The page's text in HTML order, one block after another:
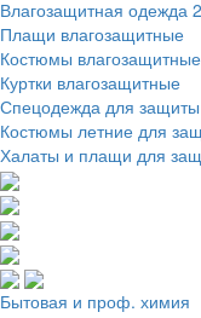
Влагозащитная одежда
Плащи влагозащитные
Костюмы влагозащитные
Куртки влагозащитные
Спецодежда для
Костюмы летние для
Халаты и плащи для
Бытовая и проф. химия